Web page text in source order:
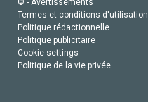
Termes et conditions d'utilisation
Politique rédactionnelle
Politique publicitaire
Cookie settings
Politique de la vie privée